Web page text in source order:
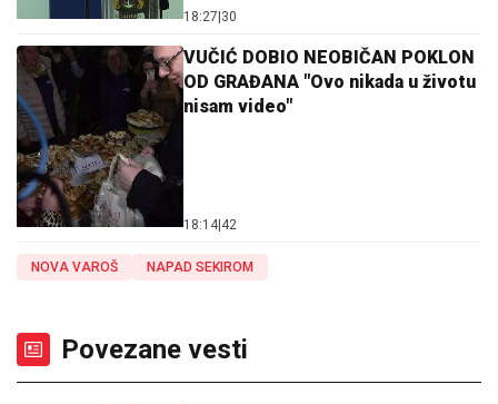
18:27 30
VUČIĆ DOBIO NEOBIČAN POKLON
OD GRAĐANA "Ovo nikada u životu
nisam video"
18:14 42
NOVA VAROŠ NAPAD SEKIROM
Povezane vesti